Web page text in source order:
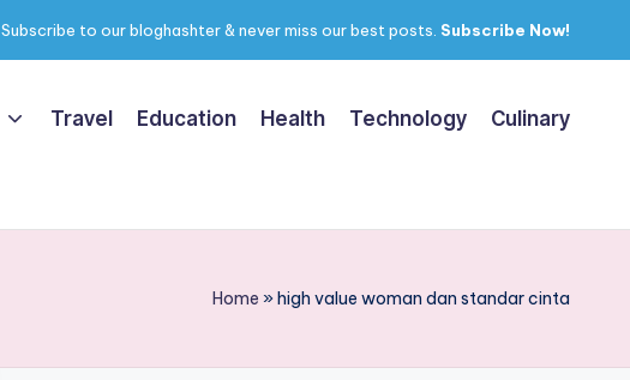
Subscribe to our bloghashter & never miss our best posts. Subscribe Now!
Travel Education Health Technology Culinary
Home »high value woman dan standar cinta